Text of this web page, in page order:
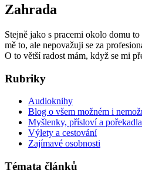
Zahrada
Stejně jako s pracemi okolo domu
mě to, ale nepovažuji se za
O to větší radost mám, když se mi
Rubriky
Audioknihy
Blog o všem možném i
Myšlenky, přísloví a pořekadla
Výlety a cestování
Zajímavé osobnosti
Témata článků